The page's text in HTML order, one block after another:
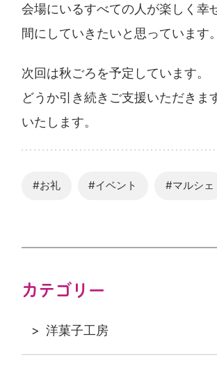
会場にいるすべての人が楽しく幸
間にしていきたいと思っています。
次回は秋ごろを予定しています。
どうか引き続きご支援いただきま
いたします。
#お礼 #イベント #マルシェ
カテゴリー
洋菓子工房